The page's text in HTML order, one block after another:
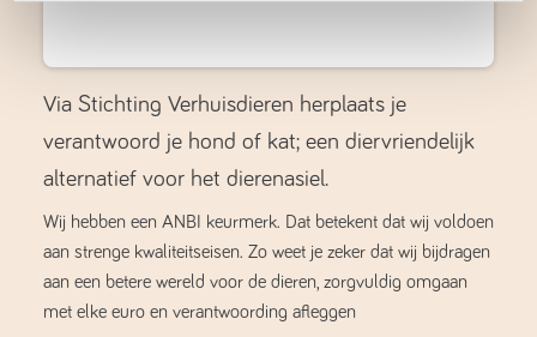
Via Stichting Verhuisdieren herplaats je
verantwoord je hond of kat; een diervriendelijk
alternatief voor het dierenasiel.
Wij hebben een ANBI keurmerk. Dat betekent dat wij voldoen
aan strenge kwaliteitseisen. Zo weet je zeker dat wij bijdragen
aan een betere wereld voor de dieren, zorgvuldig omgaan
met elke euro en verantwoording afleggen